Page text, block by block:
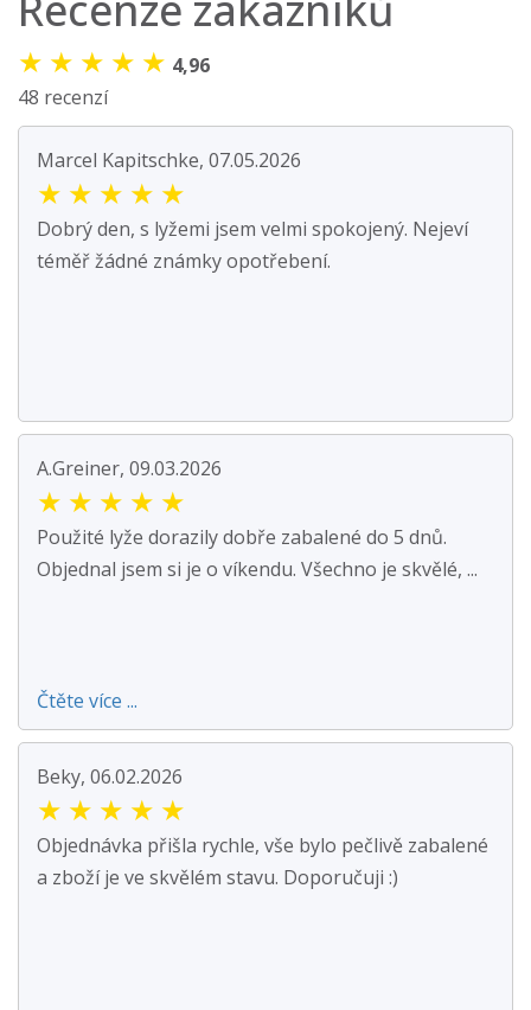
★ ★ ★ ★ ★ 4,96
48 recenzí
Marcel Kapitschke, 07.05.2026
★ ★ ★ ★ ★
Dobrý den, s lyžemi jsem velmi spokojený. Nejeví
téměř žádné známky opotřebení.
A.Greiner, 09.03.2026
★ ★ ★ ★ ★
Použité lyže dorazily dobře zabalené do 5 dnů.
Objednal jsem si je o víkendu. Všechno je skvělé, ...
Čtěte více ...
Beky, 06.02.2026
★ ★ ★ ★ ★
Objednávka přišla rychle, vše bylo pečlivě zabalené
a zboží je ve skvělém stavu. Doporučuji :)